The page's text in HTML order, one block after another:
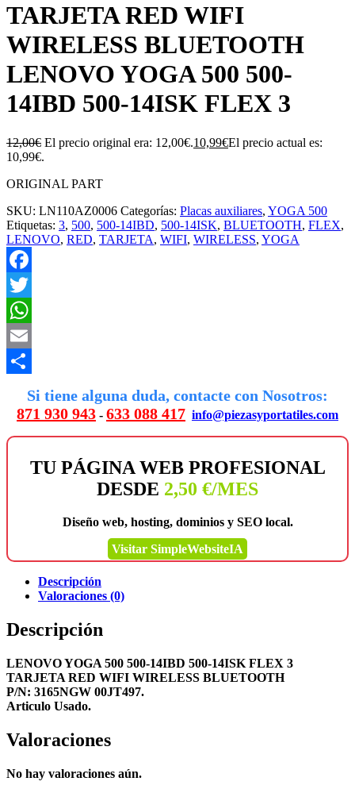
TARJETA RED WIFI
WIRELESS BLUETOOTH
LENOVO YOGA 500 500-
14IBD 500-14ISK FLEX 3
12,00€ El precio original era: 12,00€.10,99€El precio actual es:
10,99€.
ORIGINAL PART
SKU: LN110AZ0006 Categorías: Placas auxiliares, YOGA 500
Etiquetas: 3, 500, 500-14IBD, 500-14ISK, BLUETOOTH, FLEX,
LENOVO, RED, TARJETA, WIFI, WIRELESS, YOGA
Facebook
Twitter
WhatsApp
Email
Si tiene alguna duda, contacte con Nosotros:
871 930 943 - 633 088 417 info@piezasyportatiles.com
TU PÁGINA WEB PROFESIONAL
DESDE 2,50 €/MES
Diseño web, hosting, dominios y SEO local.
Visitar SimpleWebsiteIA
Descripción
Valoraciones (0)
Descripción
LENOVO YOGA 500 500-14IBD 500-14ISK FLEX 3
TARJETA RED WIFI WIRELESS BLUETOOTH
P/N: 3165NGW 00JT497.
Articulo Usado.
Valoraciones
No hay valoraciones aún.